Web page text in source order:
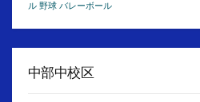
ル 野球 バレーボール
中部中校区